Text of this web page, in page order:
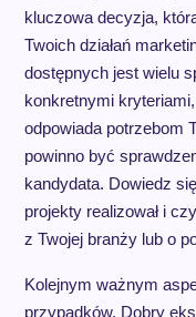
kluczowa decyzja,
Twoich działań
dostępnych jest wielu
konkretnymi
odpowiada potrzebom
powinno być
kandydata. Dowiedz
projekty realizował i
z Twojej branży lub o
Kolejnym ważnym
przypadków. Dobry